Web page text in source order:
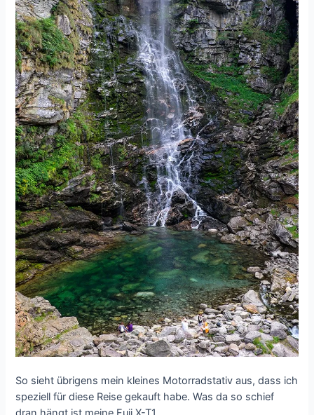
So sieht übrigens mein kleines Motorradstativ aus, dass ich
speziell für diese Reise gekauft habe. Was da so schief